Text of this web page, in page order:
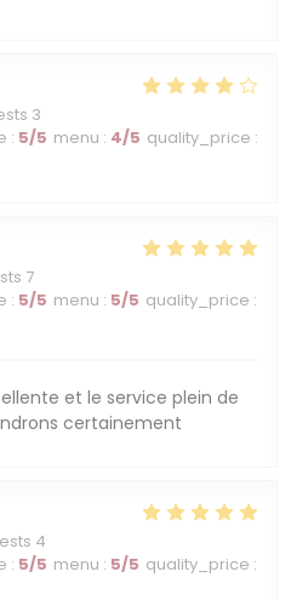
3
: 5/5 menu : 4/5 quality_price :
7
: 5/5 menu : 5/5 quality_price :
et le service plein de
certainement
4
: 5/5 menu : 5/5 quality_price :